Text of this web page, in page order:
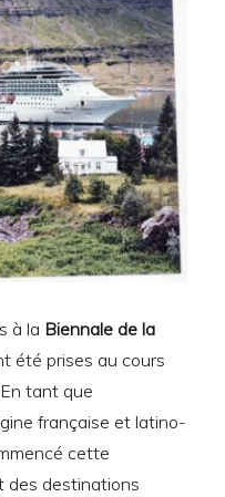
à la Biennale de la
été prises au cours
tant que
française et latino-
cette
des destinations